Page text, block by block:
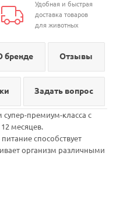
Удобная и быстрая
доставка товаров
для животных
бренде Отзывы
Задать вопрос
супер-премиум-класса с
месяцев.
способствует
организм различными